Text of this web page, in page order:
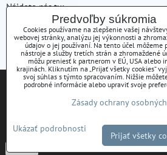
Nájdete nás tu:
ZAVOLÁME VÁM SPÄŤ
+421556254223
atsk(@)atsk.sk
Predvoľby súkromia
Zásady ochrany
BiznisWeb.sk
Predvoľby súkromia
Cookies používame na zlepšenie vašej
webovej stránky, analýzu jej výkonnosti a
údajov o jej používaní. Na tento účel môžeme
nástroje a služby tretích strán a zhromaždené
môžu preniesť k partnerom v EÚ, USA alebo
krajinách. Kliknutím na „Prijať všetky cookies“
svoj súhlas s týmto spracovaním. Nižšie
podrobné informácie alebo upraviť svoje
Zásady ochrany
Ukázať podrobnosti
Prijať všetky
Tieto internetové stránky používajú
Bližšie informácie o použitých súboroch
ako je možné zabrániť ich používaniu
Zásady Ochrany osobných údajov